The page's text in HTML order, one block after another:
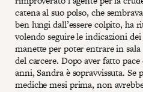
catena al suo polso, che
ben lungi dall’essere colpito, ha
volendo seguire le indicazioni
manette per poter entrare in
del carcere. Dopo aver fatto pace
anni, Sandra è sopravvissuta. Se
mediche mesi prima, non